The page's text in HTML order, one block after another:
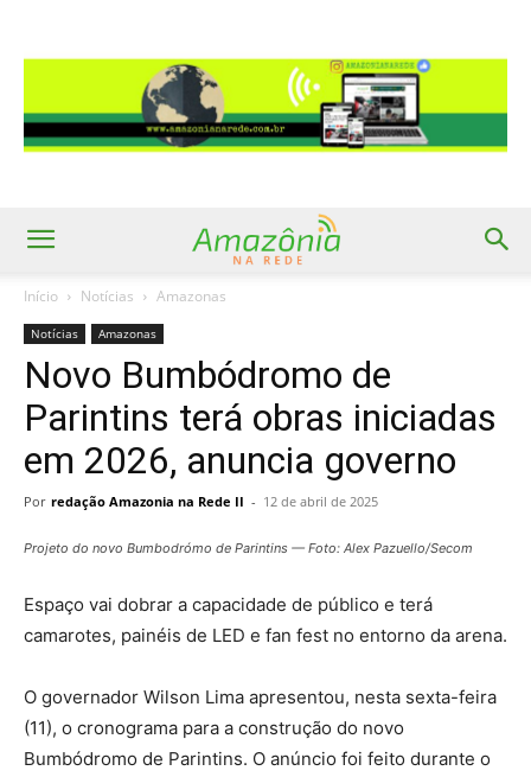
Início Notícias Amazonas
Notícias Amazonas
Novo Bumbódromo de
Parintins terá obras iniciadas
em 2026, anuncia governo
Por redação Amazonia na Rede II - 12 de abril de 2025
Projeto do novo Bumbodrómo de Parintins — Foto: Alex Pazuello/Secom
Espaço vai dobrar a capacidade de público e terá
camarotes, painéis de LED e fan fest no entorno da arena.
O governador Wilson Lima apresentou, nesta sexta-feira
(11), o cronograma para a construção do novo
Bumbódromo de Parintins. O anúncio foi feito durante o